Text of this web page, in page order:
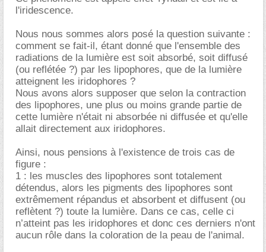
l'iridescence.
Nous nous sommes alors posé la question suivante :
comment se fait-il, étant donné que l'ensemble des
radiations de la lumière est soit absorbé, soit diffusé
(ou reflétée ?) par les lipophores, que de la lumière
atteignent les iridophores ?
Nous avons alors supposer que selon la contraction
des lipophores, une plus ou moins grande partie de
cette lumière n'était ni absorbée ni diffusée et qu'elle
allait directement aux iridophores.
Ainsi, nous pensions à l'existence de trois cas de
figure :
1 : les muscles des lipophores sont totalement
détendus, alors les pigments des lipophores sont
extrêmement répandus et absorbent et diffusent (ou
reflètent ?) toute la lumière. Dans ce cas, celle ci
n’atteint pas les iridophores et donc ces derniers n'ont
aucun rôle dans la coloration de la peau de l'animal.